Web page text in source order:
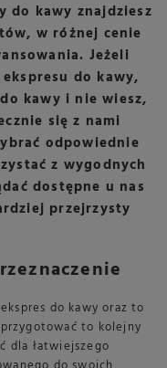
do kawy znajdziesz
w różnej cenie
Jeżeli
do kawy,
kawy i nie wiesz,
się z nami
odpowiednie
z wygodnych
dostępne u nas
przejrzysty
do kawy oraz to
to kolejny
dla łatwiejszego